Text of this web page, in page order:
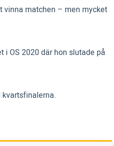
vinna matchen – men mycket
OS 2020 där hon slutade på